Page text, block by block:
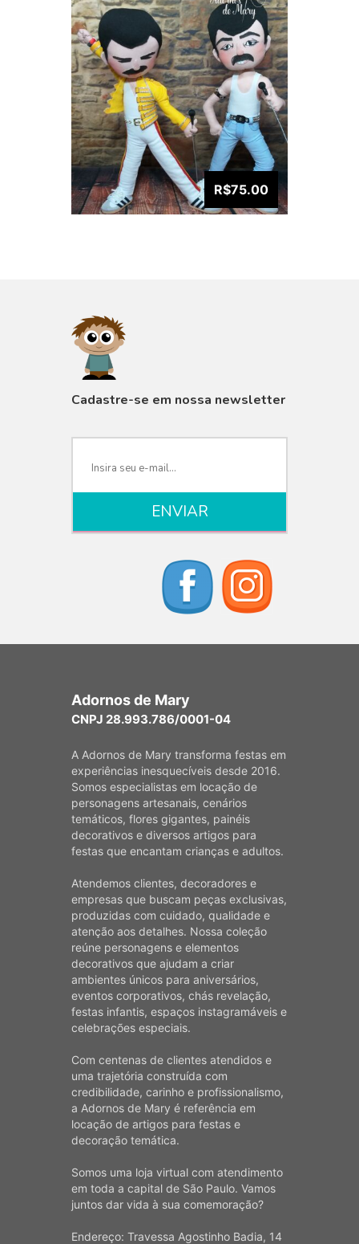
R$75.00
Cadastre-se em nossa newsletter
Adornos de Mary
CNPJ 28.993.786/0001-04
A Adornos de Mary transforma festas em
experiências inesquecíveis desde 2016.
Somos especialistas em locação de
personagens artesanais, cenários
temáticos, flores gigantes, painéis
decorativos e diversos artigos para
festas que encantam crianças e adultos.
Atendemos clientes, decoradores e
empresas que buscam peças exclusivas,
produzidas com cuidado, qualidade e
atenção aos detalhes. Nossa coleção
reúne personagens e elementos
decorativos que ajudam a criar
ambientes únicos para aniversários,
eventos corporativos, chás revelação,
festas infantis, espaços instagramáveis e
celebrações especiais.
Com centenas de clientes atendidos e
uma trajetória construída com
credibilidade, carinho e profissionalismo,
a Adornos de Mary é referência em
locação de artigos para festas e
decoração temática.
Somos uma loja virtual com atendimento
em toda a capital de São Paulo. Vamos
juntos dar vida à sua comemoração?
Endereço: Travessa Agostinho Badia, 14